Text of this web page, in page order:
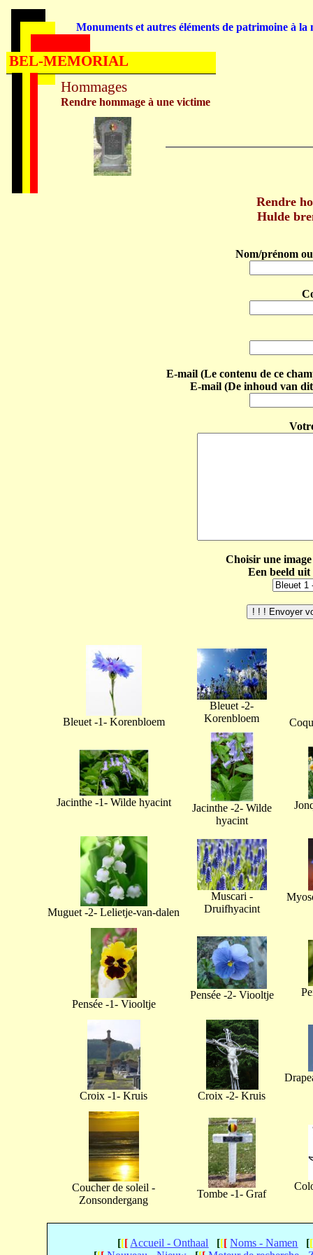
Rendre
Hulde
Nom/prénom
E-mail (Le contenu de ce
E-mail (De inhoud van
Choisir une
Een beeld
Bleuet -1- Korenbloem
Bleuet -2-
Korenbloem
Jacinthe -1- Wilde hyacint
Jacinthe -2- Wilde
hyacint
Muguet -2- Lelietje-van-dalen
Muscari -
Druifhyacint
Pensée -1- Viooltje
Pensée -2- Viooltje
Croix -1- Kruis Croix -2- Kruis
Coucher de soleil -
Zonsondergang
Tombe -1- Graf
[[[ Accueil - Onthaal [[[ Noms - Namen [[
Hommages
Rendre hommage à une victime
Monuments et autres éléments de patrimoine à la
BEL-MEMORIAL